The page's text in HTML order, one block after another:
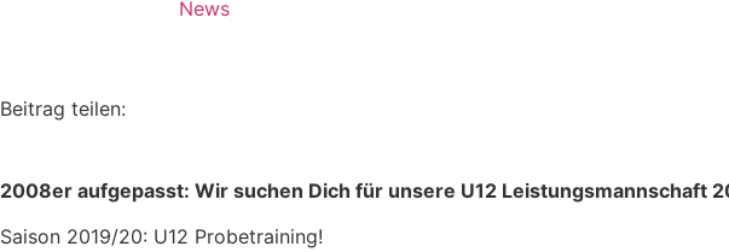
News
Beitrag teilen:
2008er aufgepasst: Wir suchen Dich für unsere U12 Leistungsmannschaft
Saison 2019/20: U12 Probetraining!